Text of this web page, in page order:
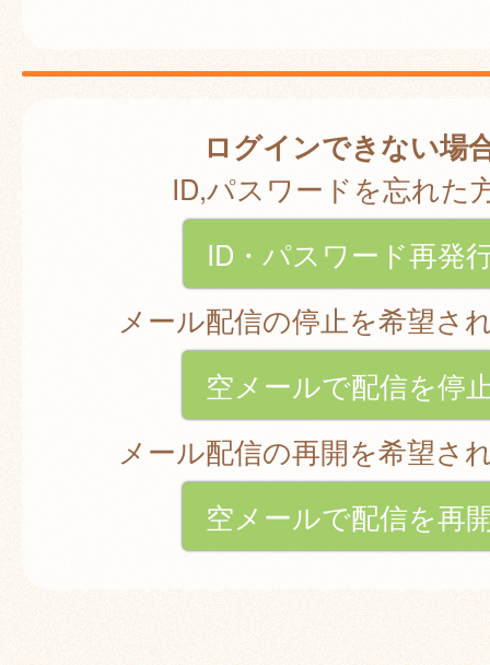
ログインできない場
ID,パスワードを忘れた
ID・パスワード再発
メール配信の停止を希望さ
空メールで配信を停
メール配信の再開を希望さ
空メールで配信を再